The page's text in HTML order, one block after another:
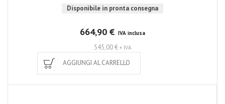
Disponibile in pronta consegna
664,90 € IVA inclusa
545,00 € + IVA
AGGIUNGI AL CARRELLO